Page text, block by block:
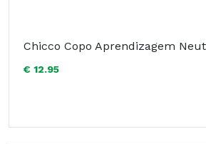
Chicco Copo Aprendizagem
€ 12.95